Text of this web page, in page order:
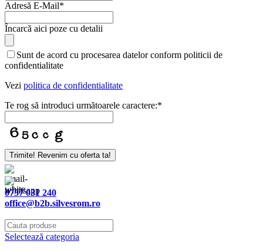
Adresă E-Mail*
Încarcă aici poze cu detalii
Contact
Email*
Sunt de acord cu procesarea datelor conform politicii de
confidentialitate
Vezi politica de confidentialitate
Te rog să introduci următoarele caractere:*
Trimite! Revenim cu oferta ta!
0757 031 240
office@b2b.silvesrom.ro
Selectează categoria